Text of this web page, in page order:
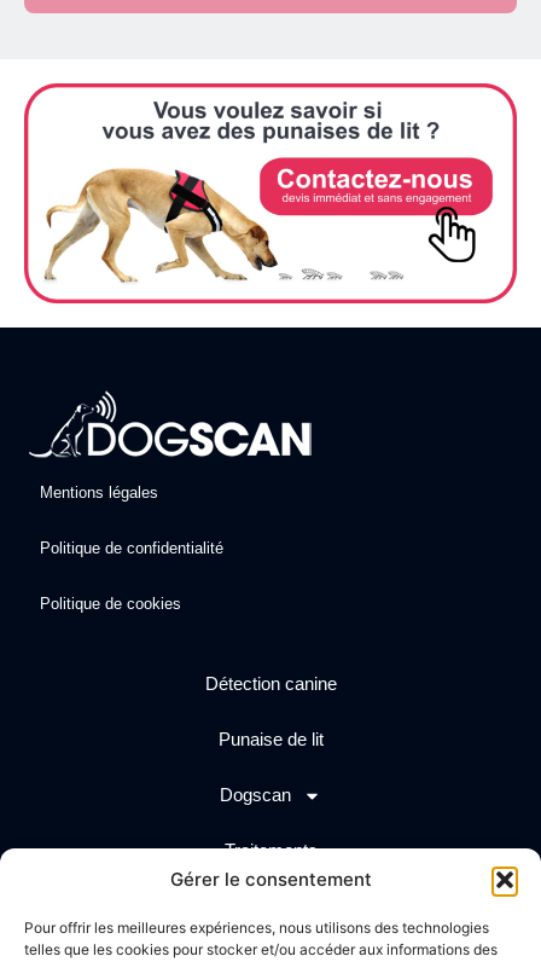
Gérer le consentement
Pour offrir les meilleures expériences, nous utilisons des technologies
telles que les cookies pour stocker et/ou accéder aux informations des
Mentions légales
Politique de confidentialité
Politique de cookies
Détection canine
Punaise de lit
Dogscan
Traitements